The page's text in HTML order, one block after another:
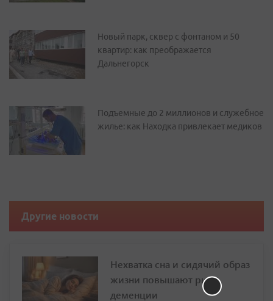
Новый парк, сквер с фонтаном и 50
квартир: как преображается
Дальнегорск
Подъемные до 2 миллионов и служебное
жилье: как Находка привлекает медиков
Другие новости
Нехватка сна и сидячий образ
жизни повышают риск
деменции